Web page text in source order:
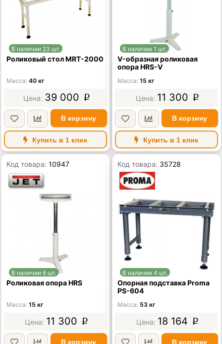
В наличии 23 шт.
Роликовый стол MRT-2000
Масса 40 кг
39 000 p
В корзину
Купить в 1 клик
В наличии 1 шт.
V-образная роликовая
опора HRS-V
Масса 15 кг
11 300 p
В корзину
Купить в 1 клик
Код товара:10947
В наличии 6 шт.
Роликовая опора HRS
Масса 15 кг
11 300 p
В корзину
Код товара: 35728
В наличии 4 шт.
Опорная подставка Proma
PS-604
Масса 53 кг
18 164 p
В корзину